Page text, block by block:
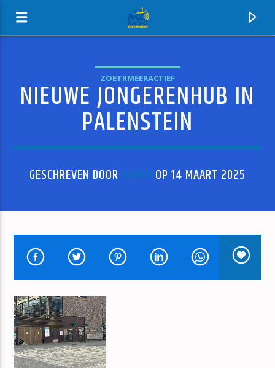
MZ-RADIO
HUIDIG NUMMER
HIT 'EM HIGH (THE MONSTARS' ANTHEM)
B REAL, BUSTA RHYMES, COOLIO, LL COOL J & METHOD MAN
ZOETRMEERACTIEF
NIEUWE JONGERENHUB IN
PALENSTEIN
GESCHREVEN DOOR ADMIN OP 14 MAART 2025